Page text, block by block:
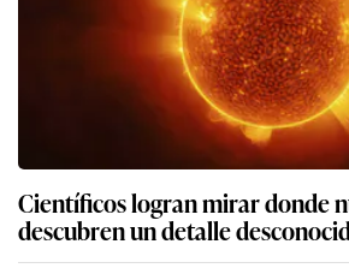
Científicos logran mirar donde
descubren un detalle